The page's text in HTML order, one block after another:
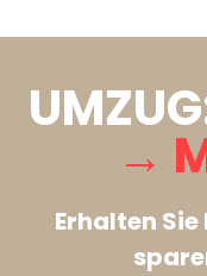
→
Erhalten Sie